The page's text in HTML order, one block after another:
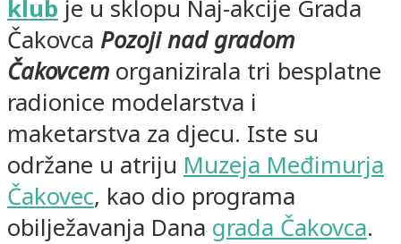
klub je u sklopu Naj-akcije Grada
Čakovca Pozoji nad gradom
Čakovcem organizirala tri besplatne
radionice modelarstva i
maketarstva za djecu. Iste su
održane u atriju Muzeja Međimurja
Čakovec, kao dio programa
obilježavanja Dana grada Čakovca.